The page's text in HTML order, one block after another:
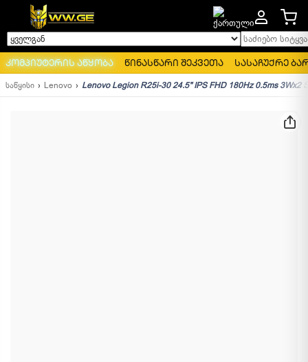
ყველგან საძიებო
კომპიუტერის აწყობა წინასწარი შეკვეთა სასაჩუქრე
საწყისი Lenovo Lenovo Legion R25i-30 24.5" IPS FHD 180Hz 0.5ms 3Wx2